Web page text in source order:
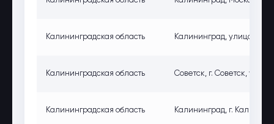
Калининградская область Калининград, улица
Калининградская область Советск, г. Советск,
Калининградская область Калининград, г.